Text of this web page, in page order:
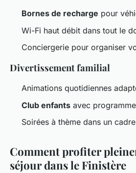
Bornes de recharge pour
Wi-Fi haut débit dans tout le
Conciergerie pour organiser
Divertissement familial
Animations quotidiennes
Club enfants avec
Soirées à thème dans un
Comment profiter
séjour dans le Finistère